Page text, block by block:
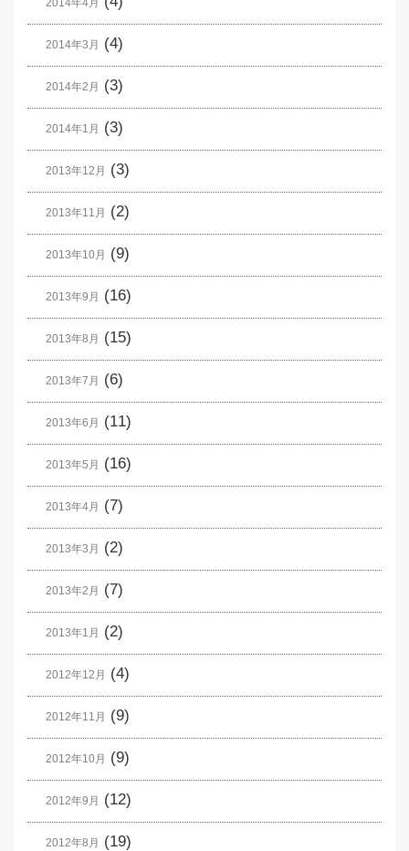
2014年4月
2014年3月 (4)
2014年2月 (3)
2014年1月 (3)
2013年12月 (3)
2013年11月 (2)
2013年10月 (9)
2013年9月 (16)
2013年8月 (15)
2013年7月 (6)
2013年6月 (11)
2013年5月 (16)
2013年4月 (7)
2013年3月 (2)
2013年2月 (7)
2013年1月 (2)
2012年12月 (4)
2012年11月 (9)
2012年10月 (9)
2012年9月 (12)
2012年8月 (19)